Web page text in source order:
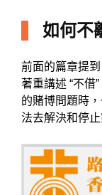
如何不
前面的篇章提到
著重講述 “不借
的賭博問題時
法去解決和停